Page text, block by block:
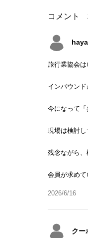
コメント
旅行業協会は
インバウン
今になって
現場は検討し
残念ながら、
会員が求め
2026/6/16
クー